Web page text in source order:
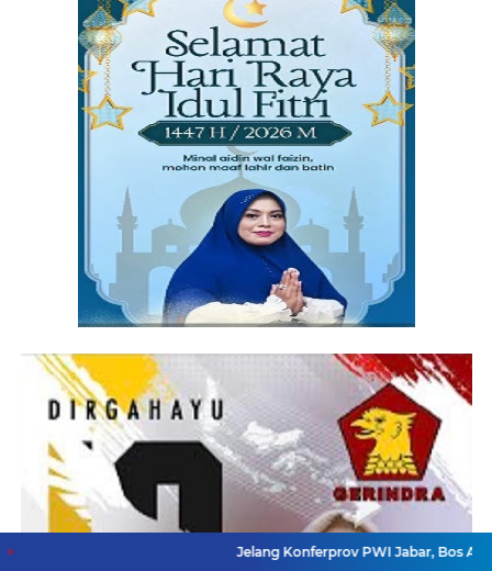
Jelang Konferprov PWI Jabar, Bos Ayo Media